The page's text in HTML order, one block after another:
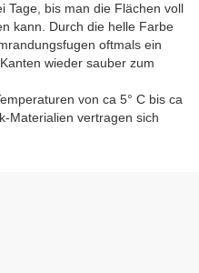
Tage, bis man die Flächen voll
kann. Durch die helle Farbe
oftmals ein
wieder sauber zum
von ca 5° C bis ca
Materialien vertragen sich